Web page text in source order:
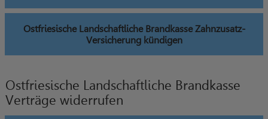
Ostfriesische Landschaftliche Brandkasse Zahnzusatz-
Versicherung kündigen
Ostfriesische Landschaftliche Brandkasse
Verträge widerrufen